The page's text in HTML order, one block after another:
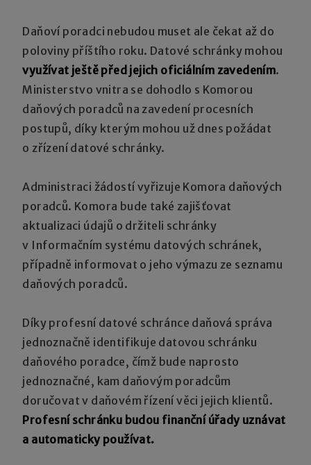
Daňoví poradci nebudou muset ale čekat až do
poloviny příštího roku. Datové schránky mohou
využívat ještě před jejich oficiálním zavedením.
Ministerstvo vnitra se dohodlo s Komorou
daňových poradců na zavedení procesních
postupů, díky kterým mohou už dnes požádat
o zřízení datové schránky.
Administraci žádostí vyřizuje Komora daňových
poradců. Komora bude také zajišťovat
aktualizaci údajů o držiteli schránky
v Informačním systému datových schránek,
případně informovat o jeho výmazu ze seznamu
daňových poradců.
Díky profesní datové schránce daňová správa
jednoznačně identifikuje datovou schránku
daňového poradce, čímž bude naprosto
jednoznačné, kam daňovým poradcům
doručovat v daňovém řízení věci jejich klientů.
Profesní schránku budou finanční úřady uznávat
a automaticky používat.